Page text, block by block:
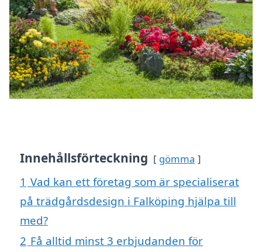
Innehållsförteckning gömma
1 Vad kan ett företag som är specialiserat
på trädgårdsdesign i Falköping hjälpa till
med?
2 Få alltid minst 3 erbjudanden för